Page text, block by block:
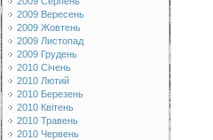
2009 Вересень
2009 Жовтень
2009 Листопад
2009 Грудень
2010 Січень
2010 Лютий
2010 Березень
2010 Квітень
2010 Травень
2010 Червень